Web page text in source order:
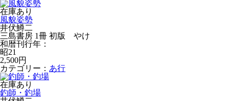
在庫あり
風貌姿勢
井伏鱒二
三島書房 1冊 初版 やけ
和暦刊行年：
昭21
2,500円
カテゴリー： あ行
在庫あり
釣師・釣場